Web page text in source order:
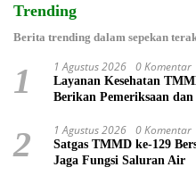
Trending
Berita trending dalam sepekan
1 1 Agustus 2026 0 Komentar
Layanan Kesehatan
Berikan Pemeriksaan
2 1 Agustus 2026 0 Komentar
Satgas TMMD ke-129
Jaga Fungsi Saluran Air